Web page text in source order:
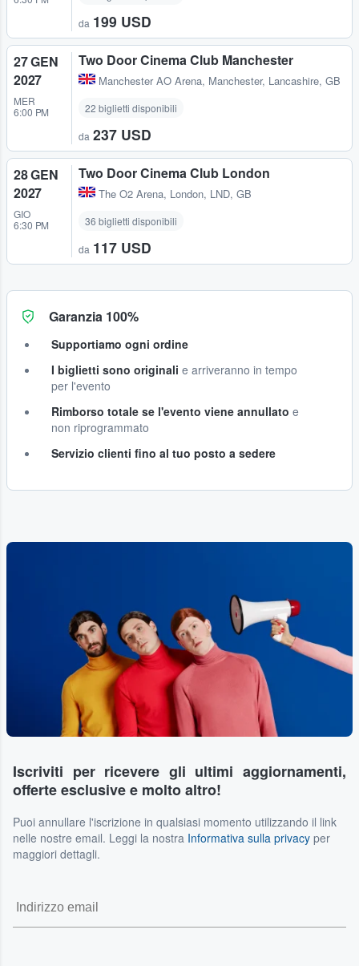
da 199 USD
27 GEN
2027
MER
6:00 PM
Two Door Cinema Club Manchester
Manchester AO Arena, Manchester, Lancashire, GB
22 biglietti disponibili
da 237 USD
28 GEN
2027
GIO
6:30 PM
Two Door Cinema Club London
The O2 Arena, London, LND, GB
36 biglietti disponibili
da 117 USD
Garanzia 100%
Supportiamo ogni ordine
I biglietti sono originali e arriveranno in tempo
per l'evento
Rimborso totale se l'evento viene annullato e
non riprogrammato
Servizio clienti fino al tuo posto a sedere
Iscriviti per ricevere gli ultimi aggiornamenti,
offerte esclusive e molto altro!
Puoi annullare l'iscrizione in qualsiasi momento utilizzando il link
nelle nostre email. Leggi la nostra Informativa sulla privacy per
maggiori dettagli.